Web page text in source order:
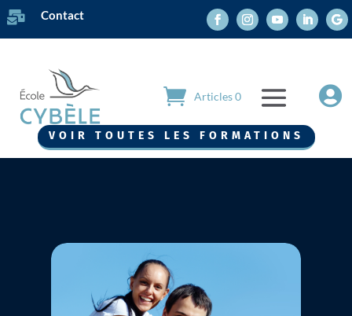
 Contact
Articles 0 
VOIR TOUTES LES FORMATIONS
Maëlle et Lucas : un duo
entrepreneurial au service
de la vie